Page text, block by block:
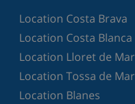
Location Costa Brava
Location Costa Blanca
Location Lloret de Mar
Location Tossa de Mar
Location Blanes